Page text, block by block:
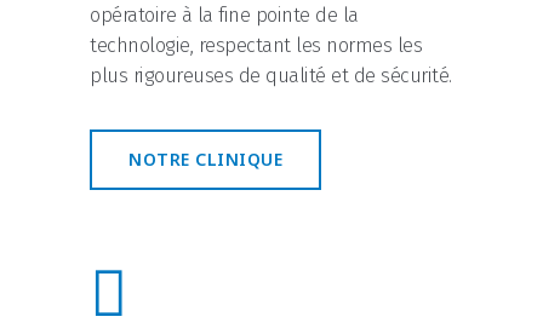
opératoire à la fine pointe de la
technologie, respectant les normes les
plus rigoureuses de qualité et de sécurité.
NOTRE CLINIQUE